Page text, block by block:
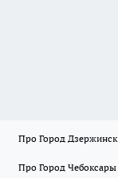
Про Город Дзержинск
Про Город Чебоксары